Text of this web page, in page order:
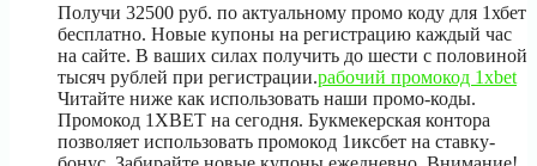
Получи 32500 руб. по актуальному промо коду для 1хбет
бесплатно. Новые купоны на регистрацию каждый час
на сайте. В ваших силах получить до шести с половиной
тысяч рублей при регистрации.рабочий промокод 1xbet
Читайте ниже как использовать наши промо-коды.
Промокод 1XBET на сегодня. Букмекерская контора
позволяет использовать промокод 1иксбет на ставку-